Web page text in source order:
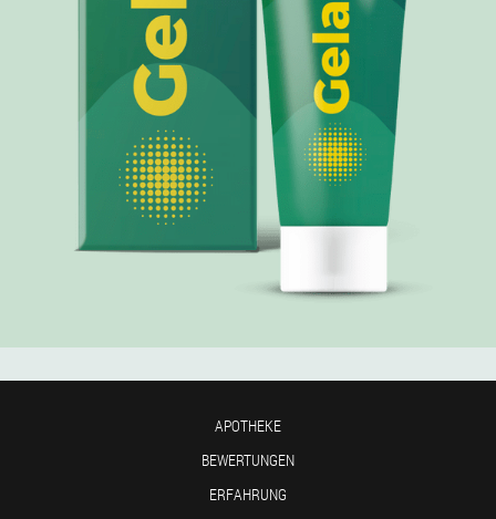
APOTHEKE
BEWERTUNGEN
ERFAHRUNG